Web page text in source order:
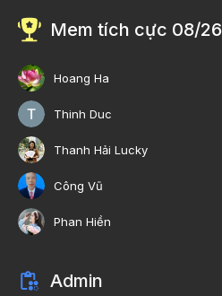
Mem tích cực 08/26
Hoang Ha
Thinh Duc
Thanh Hải Lucky
Công Vũ
Phan Hiền
Admin